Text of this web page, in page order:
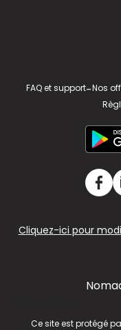
FAQ et support-Nos
Cliquez-ici pour
Ce site est protégé